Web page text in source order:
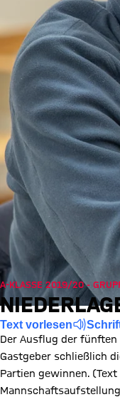
A-KLASSE 2019/20 -
Text vorlesen
Der Ausflug der
Gastgeber schließlich
Partien gewinnen. (Text